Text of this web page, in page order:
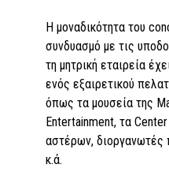
Η μοναδικότητα του
συνδυασμό με τις
τη μητρική εταιρεία
ενός εξαιρετικού
όπως τα μουσεία της
Entertainment, τα
αστέρων, διοργανωτές
κ.ά.